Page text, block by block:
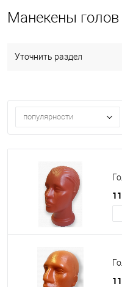
Манекены голов
Уточнить раздел
популярности